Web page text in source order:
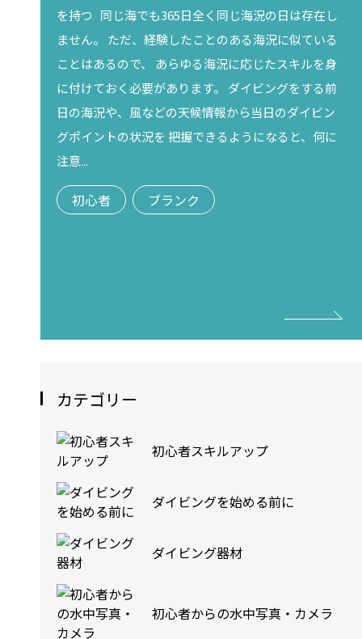
を持つ 同じ海でも365日全く同じ海況の日は存在し
ません。 ただ、経験したことのある海況に似ている
ことはあるので、 あらゆる海況に応じたスキルを身
に付けておく必要があります。 ダイビングをする前
日の海況や、風などの天候情報から当日のダイビン
グポイントの状況を 把握できるようになると、何に
注意...
初心者 ブランク
カテゴリー
初心者スキルアップ
ダイビングを始める前に
ダイビング器材
初心者からの水中写真・カメラ